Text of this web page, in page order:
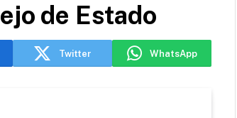
de Estado
Twitter WhatsApp